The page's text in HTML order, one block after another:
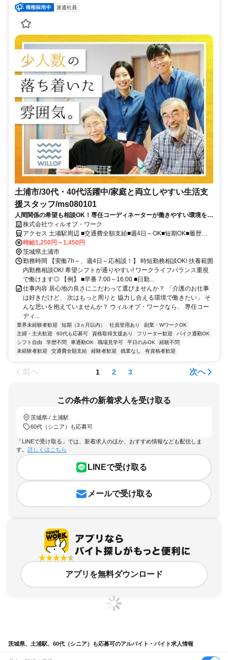
派遣社員
土浦市/30代・40代活躍中/家庭と両立しやすい生活支
援スタッフ/ms080101
人間関係の希望も相談OK！専任コーディネーターが働きやすい環境を厳
選！心機一転スタートできるグループホームのお仕事
株式会社ウィルオブ・ワーク
アクセス 土浦駅周辺 ■交通費全額支給■週4日～OK■短期OK■履歴書
不要
時給1,250円～1,450円
茨城県土浦市
勤務時間 【実働7h～、週4日～応相談！】 時短勤務相談OK! 扶養範囲
内勤務相談OK! 希望シフトが通りやすい! ワークライフバランス重視
で働けます◎ 【例】 ■早番 7:00～16:00 ■日勤...
仕事内容 居心地の良さにこだわって選びませんか？ 「介護のお仕事
は好きだけど、 次はもっと周りと 協力し合える環境で働きたい」 そ
んな思いを抱えていませんか？ ウィルオブ・ワークなら、 専任コー
ディ...
業界未経験者歓迎 短期（3ヵ月以内） 社員登用あり
副業・WワークOK
主婦・主夫歓迎
60代も応募可 資格取得支援あり フリーター歓迎
バイク通勤OK
シフト自由
学歴不問 車通勤OK 職場見学可 平日のみOK
経験不問
未経験者歓迎
交通費全額支給 経験者歓迎 残業なし 有資格者歓迎
前へ 1 2 3 次へ
この条件の新着求人を受け取る
茨城県 / 土浦駅
60代（シニア）も応募可
「LINEで受け取る」では、新着求人のほか、おすすめ情報なども配信しま
す。 詳しくはこちら
LINEで受け取る
メールで受け取る
アプリを無料ダウンロード
茨城県、土浦駅、60代（シニア）も応募可のアルバイト・バイト求人情報